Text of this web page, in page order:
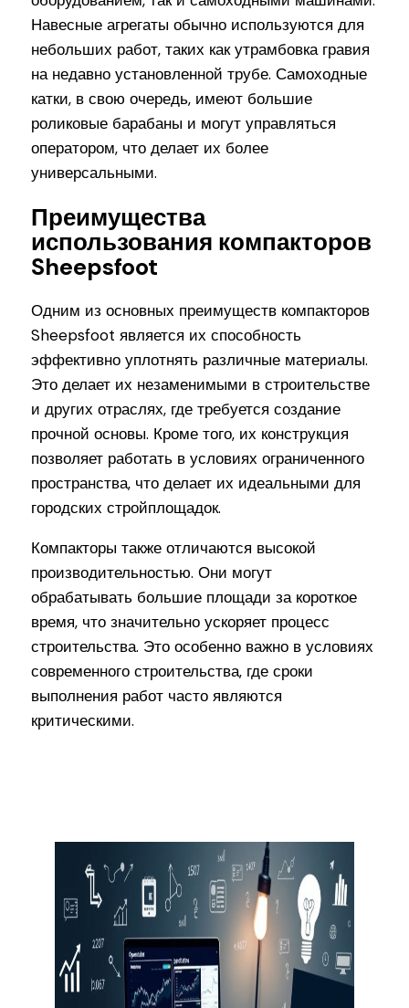
Навесные агрегаты обычно используются для
небольших работ, таких как утрамбовка гравия
на недавно установленной трубе. Самоходные
катки, в свою очередь, имеют большие
роликовые барабаны и могут управляться
оператором, что делает их более
универсальными.
Преимущества
использования компакторов
Sheepsfoot
Одним из основных преимуществ компакторов
Sheepsfoot является их способность
эффективно уплотнять различные материалы.
Это делает их незаменимыми в строительстве
и других отраслях, где требуется создание
прочной основы. Кроме того, их конструкция
позволяет работать в условиях ограниченного
пространства, что делает их идеальными для
городских стройплощадок.
Компакторы также отличаются высокой
производительностью. Они могут
обрабатывать большие площади за короткое
время, что значительно ускоряет процесс
строительства. Это особенно важно в условиях
современного строительства, где сроки
выполнения работ часто являются
критическими.